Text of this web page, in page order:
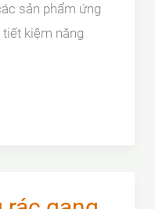
sản phẩm ứng
tiết kiệm năng